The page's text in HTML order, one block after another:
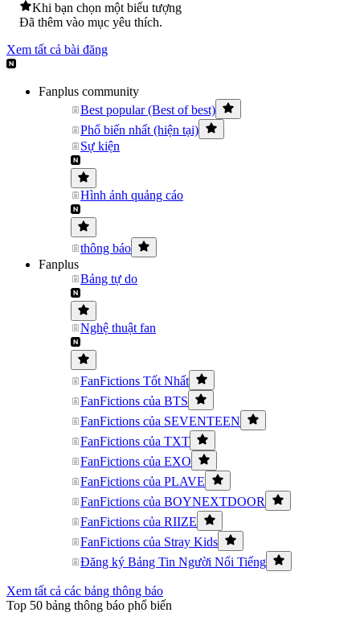
Khi bạn chọn một biểu tượng
Đã thêm vào mục yêu thích.
Xem tất cả bài đăng
Fanplus community
Best popular (Best of best)
Phổ biến nhất (hiện tại)
Sự kiện
Hình ảnh quảng cáo
thông báo
Fanplus
Bảng tự do
Nghệ thuật fan
FanFictions Tốt Nhất
FanFictions của BTS
FanFictions của SEVENTEEN
FanFictions của TXT
FanFictions của EXO
FanFictions của PLAVE
FanFictions của BOYNEXTDOOR
FanFictions của RIIZE
FanFictions của Stray Kids
Đăng ký Bảng Tin Người Nổi Tiếng
Xem tất cả các bảng thông báo
Top 50 bảng thông báo phổ biến